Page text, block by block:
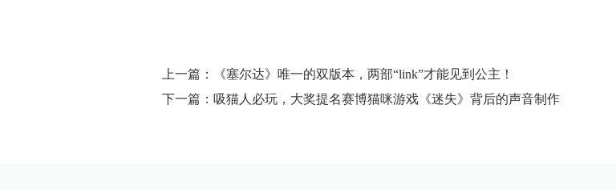
上一篇：《塞尔达》唯一的双版本，两部“link”才能见到公主！
下一篇：吸猫人必玩，大奖提名赛博猫咪游戏《迷失》背后的声音制作